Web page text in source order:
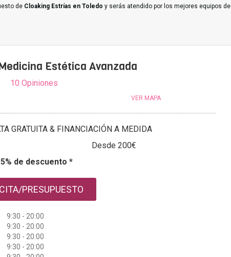
de Cloaking Estrías en Toledo y serás atendido por los mejores equipos de
Estética Avanzada
10 Opiniones
VER MAPA
GRATUITA & FINANCIACIÓN A MEDIDA
Desde 200€
5% de descuento *
PRESUPUESTO
9:30 - 20:00
9:30 - 20:00
9:30 - 20:00
9:30 - 20:00